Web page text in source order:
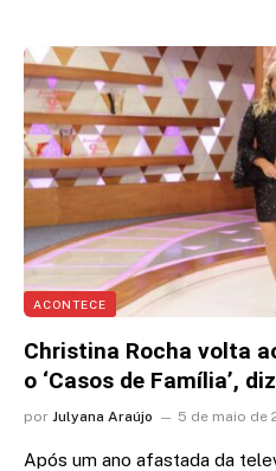
ACONTECE
Christina Rocha volta
o ‘Casos de Família’,
por Julyana Araújo 5 de maio de
Após um ano afastada da